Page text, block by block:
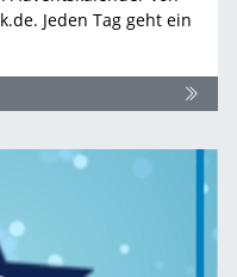
Jeden Tag geht ein